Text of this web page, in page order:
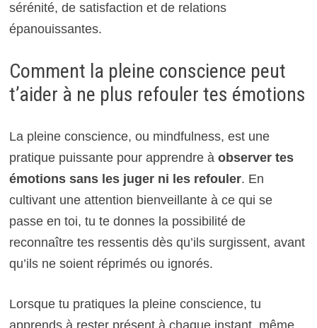
sérénité, de satisfaction et de relations
épanouissantes.
Comment la pleine conscience peut
t’aider à ne plus refouler tes émotions
La pleine conscience, ou mindfulness, est une
pratique puissante pour apprendre à observer tes
émotions sans les juger ni les refouler. En
cultivant une attention bienveillante à ce qui se
passe en toi, tu te donnes la possibilité de
reconnaître tes ressentis dès qu’ils surgissent, avant
qu’ils ne soient réprimés ou ignorés.
Lorsque tu pratiques la pleine conscience, tu